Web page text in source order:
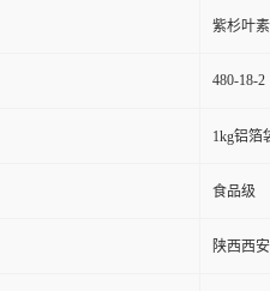
紫杉叶素
480-18-2
1kg铝箔
食品级
陕西西安